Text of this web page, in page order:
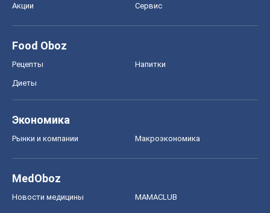
Акции Сервис
Food Oboz
Рецепты Напитки
Диеты
Экономика
Рынки и компании Mакроэкономика
MedOboz
Новости медицины MAMACLUB